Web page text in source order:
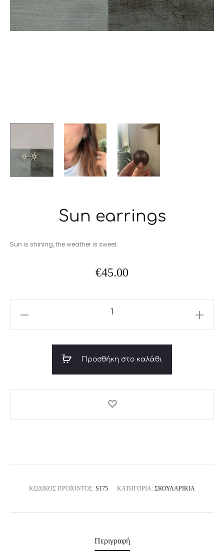
Sun earrings
Sun is shining, the weather is sweet.
€45.00
Προσθήκη στο καλάθι
ΚΩΔΙΚΌΣ ΠΡΟΪΌΝΤΟΣ: S175 ΚΑΤΗΓΟΡΊΑ: ΣΚΟΥΛΑΡΊΚΙΑ
Περιγραφή